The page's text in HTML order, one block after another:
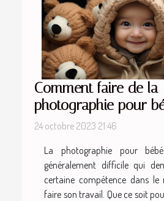
Comment faire de la
photographie pour
24 octobre 2023 21:46
La photographie pour
généralement difficile qui
certaine compétence dans
faire son travail. Que ce soit